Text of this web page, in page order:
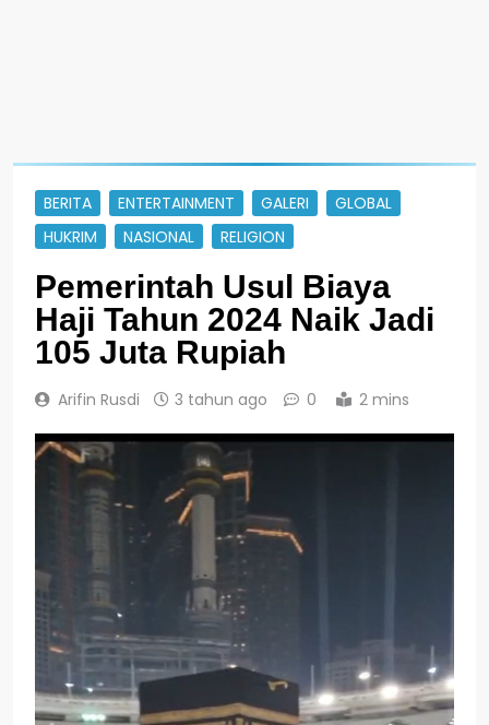
BERITA ENTERTAINMENT GALERI
GLOBAL
HUKRIM
NASIONAL RELIGION
Pemerintah Usul Biaya
Haji Tahun 2024 Naik Jadi
105 Juta Rupiah
Arifin Rusdi 3 tahun ago 0 2 mins